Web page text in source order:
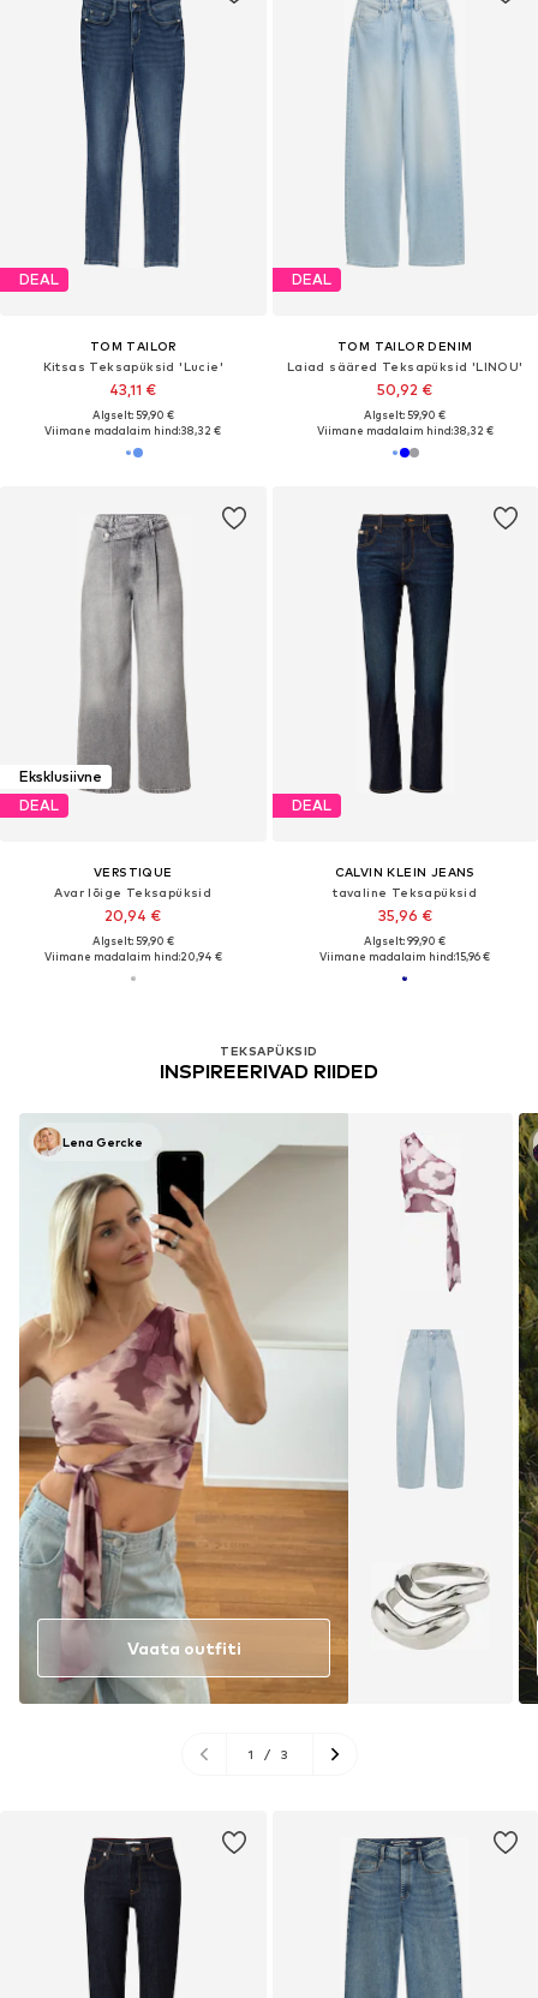
DEAL
TOM TAILOR
Kitsas Teksapüksid 'Lucie'
43,11 €
Algselt: 59,90 €
Viimane madalaim hind:38,32 €
DEAL
TOM TAILOR DENIM
Laiad sääred Teksapüksid 'LINOU'
50,92 €
Algselt: 59,90 €
Viimane madalaim hind:38,32 €
Eksklusiivne
DEAL
VERSTIQUE
Avar lõige Teksapüksid
20,94 €
Algselt: 59,90 €
Viimane madalaim hind:20,94 €
DEAL
CALVIN KLEIN JEANS
tavaline Teksapüksid
35,96 €
Algselt: 99,90 €
Viimane madalaim hind:15,96 €
TEKSAPÜKSID
INSPIREERIVAD RIIDED
Lena Gercke
Vaata outfiti
1 / 3